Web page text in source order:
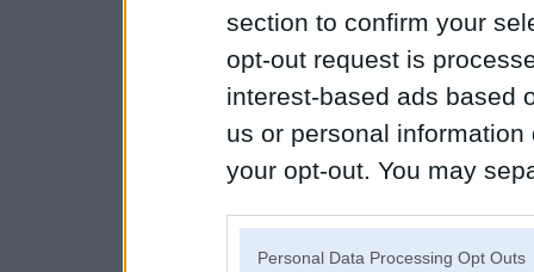
section to confirm your
opt-out request is
interest-based ads based
us or personal
your opt-out. You may
Personal Data Processing Opt Outs